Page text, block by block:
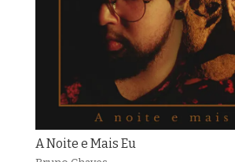
A Noite e Mais Eu